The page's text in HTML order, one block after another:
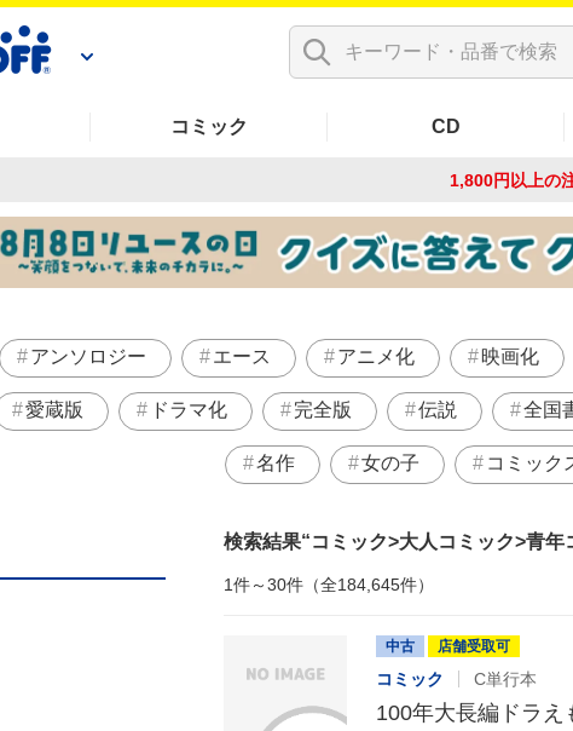
コミック CD
1,800円以上の
アンソロジー エース アニメ化 映画化
愛蔵版 ドラマ化 完全版 伝説 全国
名作 女の子 コミック
検索結果 コミック>大人コミック>青年
1件～30件（全184,645件）
中古 店舗受取可
コミック C単行本
100年大長編ドラ